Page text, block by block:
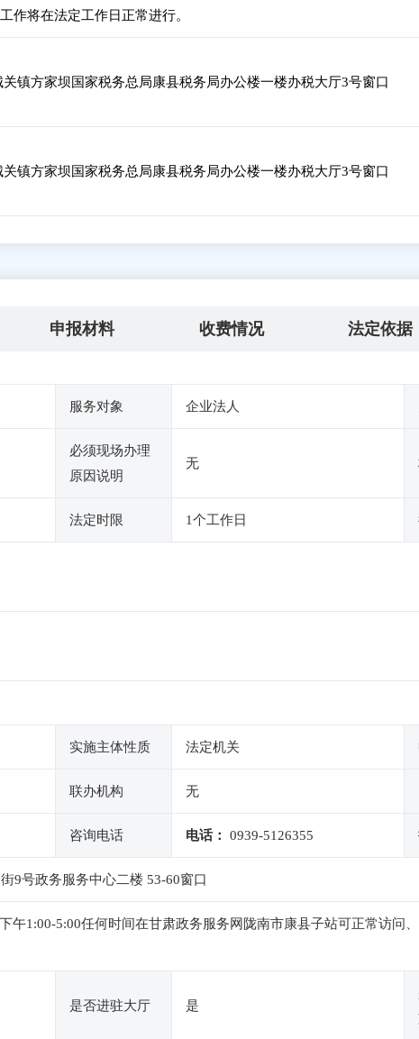
作将在法定工作日正常进行。
镇方家坝国家税务总局康县税务局办公楼一楼办税大厅3号窗口
镇方家坝国家税务总局康县税务局办公楼一楼办税大厅3号窗口
申报材料 收费情况 法定依据
服务对象 企业法人
必须现场办理
原因说明
无
法定时限 1个工作日
实施主体性质 法定机关
联办机构 无
咨询电话 电话： 0939-5126355
9号政务服务中心二楼 53-60窗口
午1:00-5:00任何时间在甘肃政务服务网陇南市康县子站可正常访问
是否进驻大厅 是